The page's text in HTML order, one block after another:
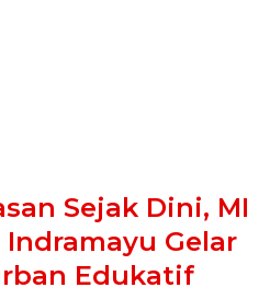
Sejak Dini, MI
Gelar
Edukatif